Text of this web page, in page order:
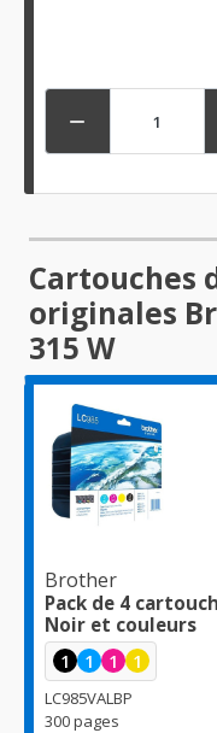

Cartouches
originales
315 W
Brother
Pack de 4
Noir et couleurs
1 1 1 1
LC985VALBP
300 pages